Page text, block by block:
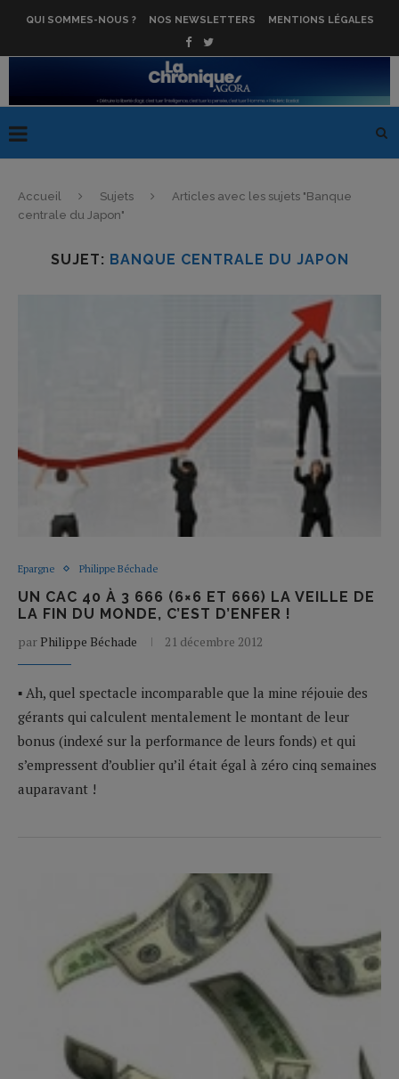
QUI SOMMES-NOUS ? NOS NEWSLETTERS MENTIONS LÉGALES
Accueil Sujets
Articles avec les sujets "Banque
centrale du Japon"
SUJET: BANQUE CENTRALE DU JAPON
Epargne Philippe Béchade
UN CAC 40 À 3 666 (6×6 ET 666) LA VEILLE DE
LA FIN DU MONDE, C’EST D’ENFER !
par Philippe Béchade 21 décembre 2012
▪ Ah, quel spectacle incomparable que la mine réjouie des
gérants qui calculent mentalement le montant de leur
bonus (indexé sur la performance de leurs fonds) et qui
s’empressent d’oublier qu’il était égal à zéro cinq semaines
auparavant !